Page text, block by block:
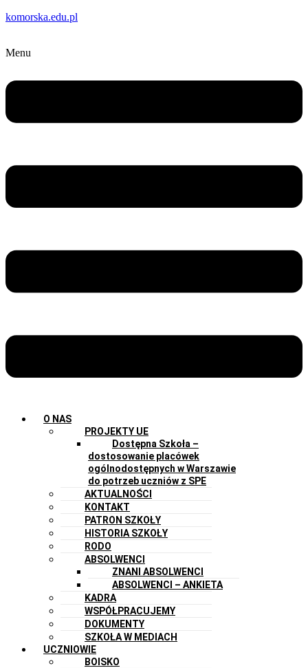
komorska.edu.pl
Menu
O NAS
PROJEKTY UE
Dostępna Szkoła –
dostosowanie placówek
ogólnodostępnych w Warszawie
do potrzeb uczniów z SPE
AKTUALNOŚCI
KONTAKT
PATRON SZKOŁY
HISTORIA SZKOŁY
RODO
ABSOLWENCI
ZNANI ABSOLWENCI
ABSOLWENCI – ANKIETA
KADRA
WSPÓŁPRACUJEMY
DOKUMENTY
SZKOŁA W MEDIACH
UCZNIOWIE
BOISKO